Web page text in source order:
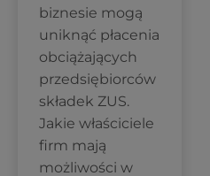
biznesie mogą
uniknąć płacenia
obciążających
przedsiębiorców
składek ZUS.
Jakie właściciele
firm mają
możliwości w